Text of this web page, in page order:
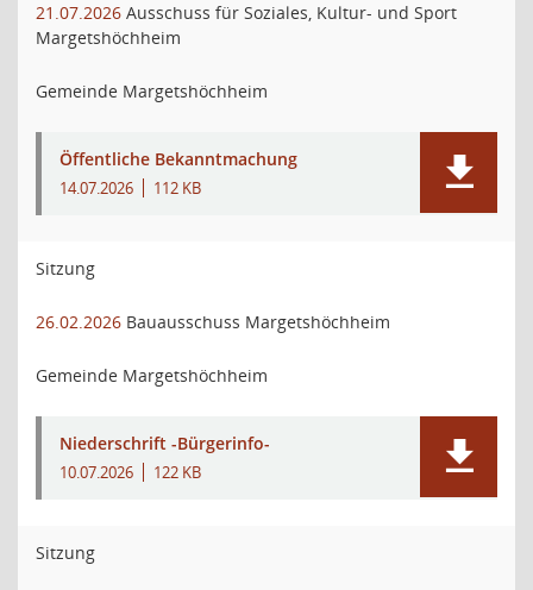
21.07.2026 Ausschuss für Soziales, Kultur- und Sport
Margetshöchheim
Gemeinde Margetshöchheim
Öffentliche Bekanntmachung
14.07.2026 112 KB
Sitzung
26.02.2026 Bauausschuss Margetshöchheim
Gemeinde Margetshöchheim
Niederschrift -Bürgerinfo-
10.07.2026 122 KB
Sitzung